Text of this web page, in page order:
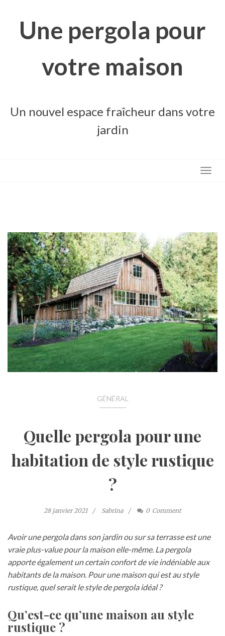
Une pergola pour
votre maison
Un nouvel espace fraîcheur dans votre
jardin
GÉNÉRAL
Quelle pergola pour une
habitation de style rustique
?
28 janvier 2021 Sabrina 0 Comment
Avoir une pergola dans son jardin ou sur sa terrasse est une
vraie plus-value pour la maison elle-même. La pergola
apporte également un certain confort de vie indéniable aux
habitants de la maison. Pour une maison qui est au style
rustique, quel serait le style de pergola idéal ?
Qu’est-ce qu’une maison au style
rustique ?